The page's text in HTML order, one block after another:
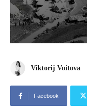
Viktorij Voitova
Facebook